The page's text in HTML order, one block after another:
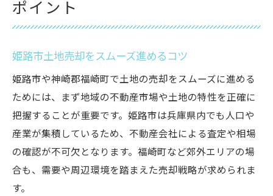
ポイント
姫路市土地売却をスムーズ進めるコツ
姫路市や神崎郡福崎町で土地の売却をスムーズに進める
ためには、まず地域の不動産市場や土地の特性を正確に
把握することが重要です。姫路市は兵庫県内でも人口や
産業が集積しているため、不動産会社による査定や相場
の確認が不可欠となります。福崎町など郊外エリアの場
合も、需要や周辺環境を踏まえた売却戦略が求められま
す。